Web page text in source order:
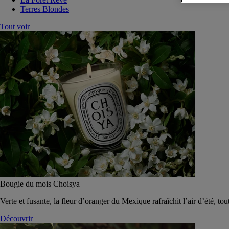
Terres Blondes
Tout voir
Bougie du mois Choisya
Verte et fusante, la fleur d’oranger du Mexique rafraîchit l’air d’été,
Découvrir